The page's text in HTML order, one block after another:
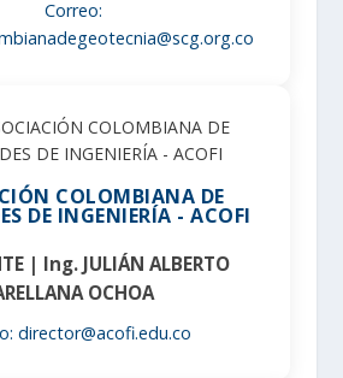
Correo:
COLOMBIANA DE
DE INGENIERÍA - ACOFI
| Ing. JULIÁN ALBERTO
OCHOA
director@acofi.edu.co